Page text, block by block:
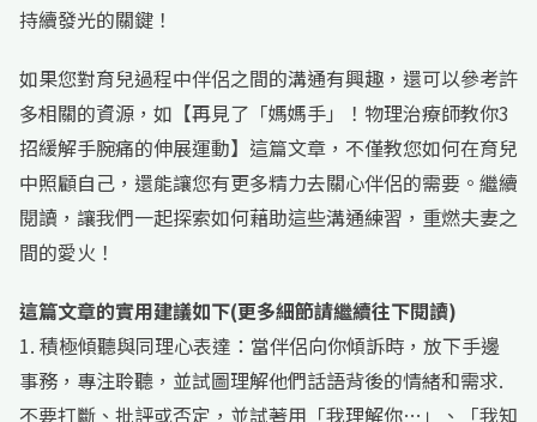
持續發光的關鍵！
如果您對育兒過程中伴侶之間的溝通有興趣，還可以參考許
多相關的資源，如【再見了「媽媽手」！物理治療師教你3
招緩解手腕痛的伸展運動】這篇文章，不僅教您如何在育兒
中照顧自己，還能讓您有更多精力去關心伴侶的需要。繼續
閱讀，讓我們一起探索如何藉助這些溝通練習，重燃夫妻之
間的愛火！
這篇文章的實用建議如下(更多細節請繼續往下閱讀)
1. 積極傾聽與同理心表達：當伴侶向你傾訴時，放下手邊
事務，專注聆聽，並試圖理解他們話語背後的情緒和需求.
不要打斷、批評或否定，並試著用「我理解你…」、「我知